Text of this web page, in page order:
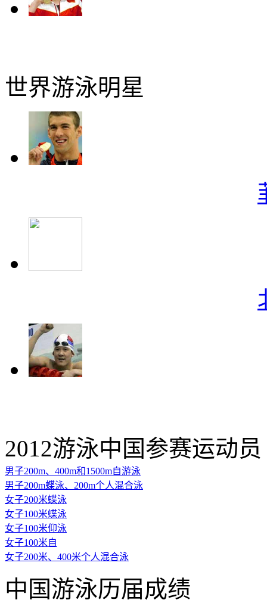
世界游泳明星
2012游泳中国参赛运动员
男子200m、400m和1500m自游泳
男子200m蝶泳、200m个人混合泳
女子200米蝶泳
女子100米蝶泳
女子100米仰泳
女子100米自
女子200米、400米个人混合泳
中国游泳历届成绩